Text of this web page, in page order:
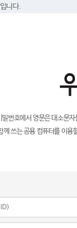
니다.
번호에서 영문은 대소문
께 쓰는 공용 컴퓨터를 이